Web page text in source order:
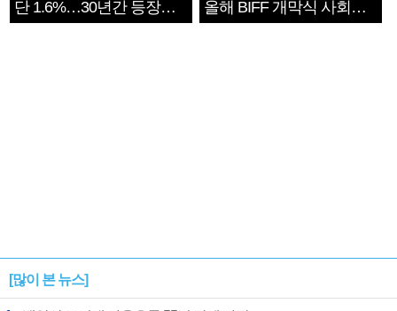
단 1.6%…30년간 등장
1182개팀 전수조사
올해 BIFF 개막식 사회자
확정
[많이 본 뉴스]